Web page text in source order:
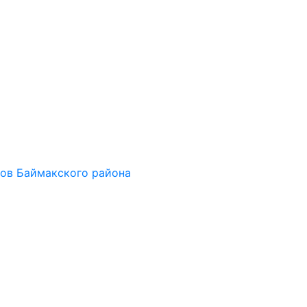
Баймакского района